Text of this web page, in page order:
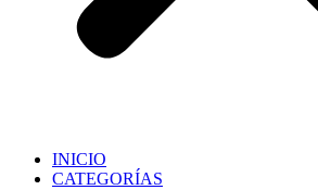
INICIO
CATEGORÍAS